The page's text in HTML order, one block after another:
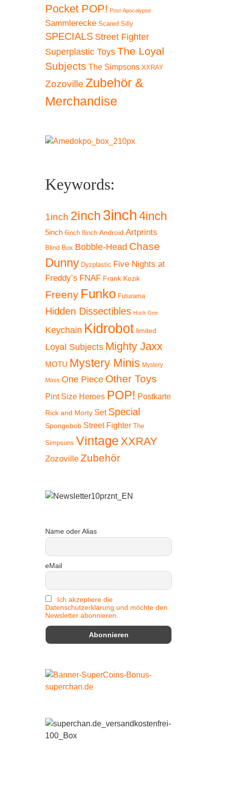
Pocket POP! Post-Apocalypse
Sammlerecke Scared Silly
SPECIALS Street Fighter
Superplastic ToysThe Loyal
Subjects The Simpsons XXRAY
Zozoville Zubehör &
Merchandise
Keywords:
1inch 2inch 3inch4inch
5inch 6inch 8inch Android Artprints
Blind Box Bobble-Head Chase
Dunny Dyzplastic Five Nights at
Freddy’s FNAF Frank Kozik
Freeny Funko Futurama
Hidden Dissectibles Huck Gee
Keychain Kidrobot limited
Loyal Subjects Mighty Jaxx
MOTU Mystery Minis Mystery
Minis One Piece Other Toys
Pint Size Heroes POP! Postkarte
Rick and Morty Set Special
Spongebob Street Fighter The
Simpsons Vintage XXRAY
Zozoville Zubehör
Name oder Alias
eMail
Ich akzeptiere die
Datenschutzerklärung und möchte den
Newsletter abonnieren.